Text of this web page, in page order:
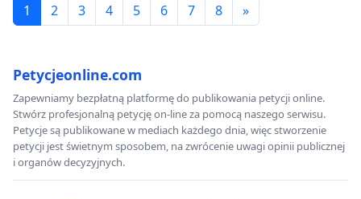
1 2 3 4 5 6 7 8 »
Petycjeonline.com
Zapewniamy bezpłatną platformę do publikowania petycji online.
Stwórz profesjonalną petycję on-line za pomocą naszego serwisu.
Petycje są publikowane w mediach każdego dnia, więc stworzenie
petycji jest świetnym sposobem, na zwrócenie uwagi opinii publicznej
i organów decyzyjnych.